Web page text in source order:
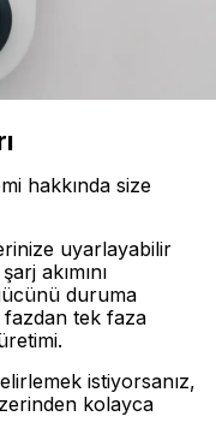
hakkında size
uyarlayabilir
akımını
duruma
tek faza
istiyorsanız,
kolayca